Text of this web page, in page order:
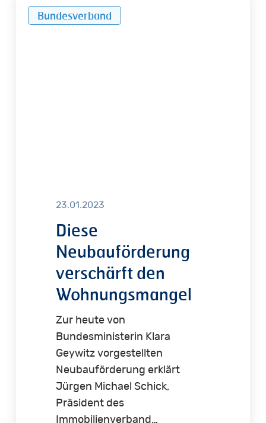
Neubauförderung
Bundesverband
23.01.2023
Diese
Neubauförderung
verschärft den
Wohnungsmangel
Zur heute von
Bundesministerin Klara
Geywitz vorgestellten
Neubauförderung erklärt
Jürgen Michael Schick,
Präsident des
Immobilienverband…